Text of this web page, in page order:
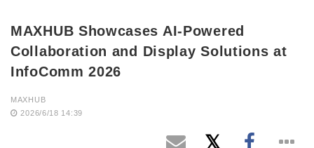
MAXHUB Showcases AI-Powered
Collaboration and Display Solutions at
InfoComm 2026
MAXHUB
2026/6/18 14:39